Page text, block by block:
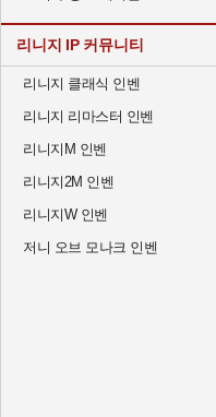
리니지 IP 커뮤니티
리니지 클래식 인벤
리니지 리마스터 인벤
리니지M 인벤
리니지2M 인벤
리니지W 인벤
저니 오브 모나크 인벤